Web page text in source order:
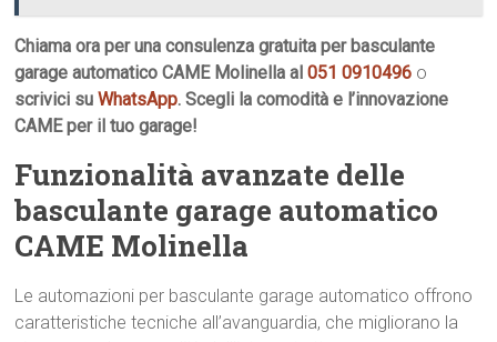
Chiama ora per una consulenza gratuita per basculante
garage automatico CAME Molinella al051 0910496 o
scrivici suWhatsApp. Scegli la comodità e l’innovazione
CAME per il tuo garage!
Funzionalità avanzate delle
basculante garage automatico
CAME Molinella
Le automazioni per basculante garage automatico offrono
caratteristiche tecniche all’avanguardia, che migliorano la